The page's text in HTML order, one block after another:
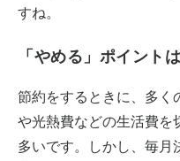
すね。
「やめる」ポイント
節約をするときに、多く
や光熱費などの生活費を
多いです。しかし、毎月